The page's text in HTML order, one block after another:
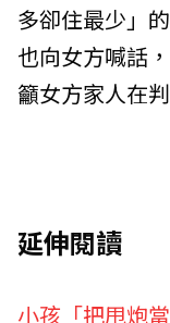
多卻住最少」
也向女方喊話
籲女方家人在
延伸閱讀
小孩「把甩炮